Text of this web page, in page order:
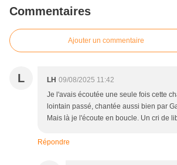
Commentaires
Ajouter un commentaire
L LH 09/08/2025 11:42
Je l'avais écoutée une seule fois cette
lointain passé, chantée aussi bien par
Mais là je l'écoute en boucle. Un cri de
Répondre